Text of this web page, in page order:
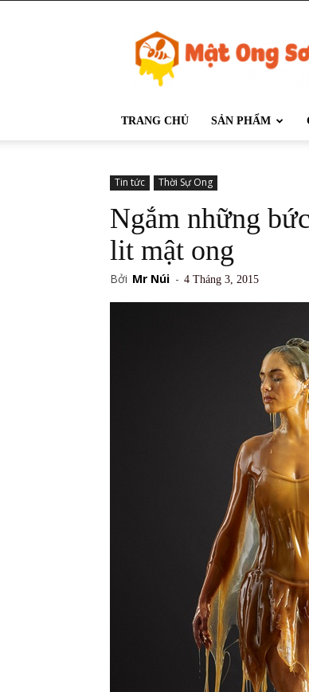
Ong
Sơn
TRANG CHỦ SẢN PHẨM
Tin tức Thời Sự Ong
Ngắm những
lit mật ong
Bởi Mr Núi - 4 Tháng 3, 2015